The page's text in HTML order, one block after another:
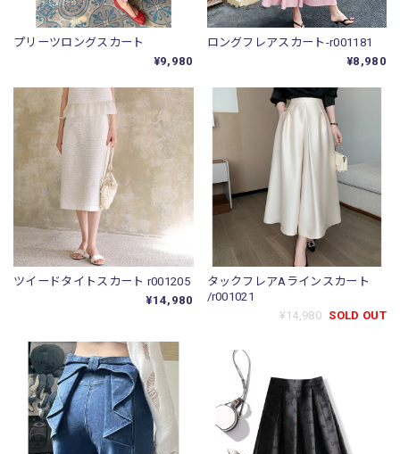
プリーツロングスカート
¥9,980
ロングフレアスカート-r001181
¥8,980
ツイードタイトスカート r001205
¥14,980
タックフレアAラインスカート
/r001021
¥14,980 SOLD OUT